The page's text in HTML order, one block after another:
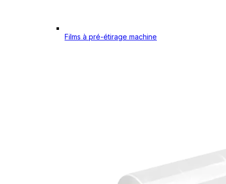
Films à pré-étirage machine